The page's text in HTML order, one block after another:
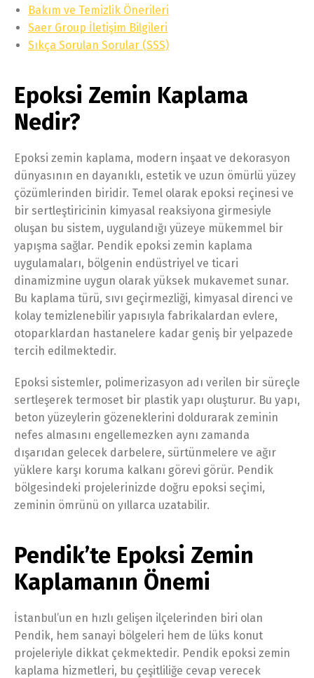
Bakım ve Temizlik Önerileri
Saer Group İletişim Bilgileri
Sıkça Sorulan Sorular (SSS)
Epoksi Zemin Kaplama
Nedir?
Epoksi zemin kaplama, modern inşaat ve dekorasyon
dünyasının en dayanıklı, estetik ve uzun ömürlü yüzey
çözümlerinden biridir. Temel olarak epoksi reçinesi ve
bir sertleştiricinin kimyasal reaksiyona girmesiyle
oluşan bu sistem, uygulandığı yüzeye mükemmel bir
yapışma sağlar. Pendik epoksi zemin kaplama
uygulamaları, bölgenin endüstriyel ve ticari
dinamizmine uygun olarak yüksek mukavemet sunar.
Bu kaplama türü, sıvı geçirmezliği, kimyasal direnci ve
kolay temizlenebilir yapısıyla fabrikalardan evlere,
otoparklardan hastanelere kadar geniş bir yelpazede
tercih edilmektedir.
Epoksi sistemler, polimerizasyon adı verilen bir süreçle
sertleşerek termoset bir plastik yapı oluşturur. Bu yapı,
beton yüzeylerin gözeneklerini doldurarak zeminin
nefes almasını engellemezken aynı zamanda
dışarıdan gelecek darbelere, sürtünmelere ve ağır
yüklere karşı koruma kalkanı görevi görür. Pendik
bölgesindeki projelerinizde doğru epoksi seçimi,
zeminin ömrünü on yıllarca uzatabilir.
Pendik’te Epoksi Zemin
Kaplamanın Önemi
İstanbul’un en hızlı gelişen ilçelerinden biri olan
Pendik, hem sanayi bölgeleri hem de lüks konut
projeleriyle dikkat çekmektedir. Pendik epoksi zemin
kaplama hizmetleri, bu çeşitliliğe cevap verecek